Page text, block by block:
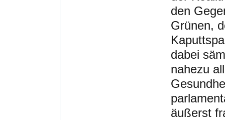
den
Grünen,
dabei
nahezu
äußerst